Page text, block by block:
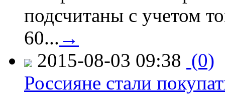
подсчитаны с учетом
60... →
2015-08-03 09:38 (0)
Россияне стали